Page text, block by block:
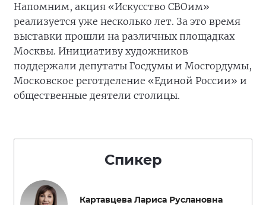
Напомним, акция «Искусство СВОим»
реализуется уже несколько лет. За это время
выставки прошли на различных площадках
Москвы. Инициативу художников
поддержали депутаты Госдумы и Мосгордумы,
Московское реготделение «Единой России» и
общественные деятели столицы.
Спикер
Картавцева Лариса Руслановна